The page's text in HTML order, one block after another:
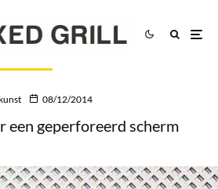
08/12/2014
een geperforeerd scherm